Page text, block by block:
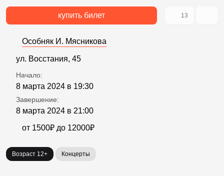
купить билет 13
Особняк И. Мясникова
ул. Восстания, 45
Начало:
8 марта 2024 в 19:30
Завершение:
8 марта 2024 в 21:00
от 1500₽ до 12000₽
Возраст 12+ Концерты